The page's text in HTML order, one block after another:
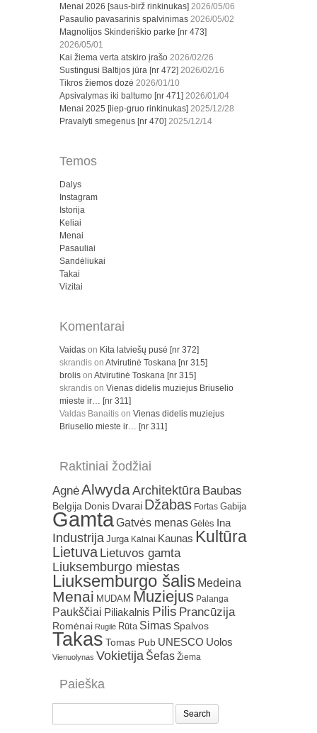
Menai 2026 [saus-birž rinkinukas] 2026/05/06
Pasaulio pavasarinis spalvinimas 2026/05/02
Magnolijos Skinderiškio parke [nr 473]
2026/05/01
Kai žiema verta atskiro įrašo 2026/02/26
Sustingusi Baltijos jūra [nr 472] 2026/02/16
Tikros žiemos dozė 2026/01/10
Apsivalymas iki baltumo [nr 471] 2026/01/04
Menai 2025 [liep-gruo rinkinukas] 2025/12/28
Pravalyti smegenus [nr 470] 2025/12/14
Temos
Dalys
Instagram
Istorija
Keliai
Menai
Pasauliai
Sandėliukai
Takai
Vizitai
Komentarai
Vaidas on Kita latviešų pusė [nr 372]
skrandis on Atvirutinė Toskana [nr 315]
brolis on Atvirutinė Toskana [nr 315]
skrandis on Vienas didelis muziejus Briuselio
mieste ir… [nr 311]
Valdas Banaitis on Vienas didelis muziejus
Briuselio mieste ir… [nr 311]
Raktiniai žodžiai
AgnėAlwydaArchitektūra Baubas
Belgija Donis Dvarai Džabas Fortas Gabija
GamtaGatvės menas Gėlės Ina
Industrija Jurga Kalnai Kaunas Kultūra
Lietuva Lietuvos gamta
Liuksemburgo miestas
Liuksemburgo šalis Medeina
Menai MUDAM Muziejus Palanga
Paukščiai Piliakalnis Pilis Prancūzija
Romėnai Rugilė Rūta Simas Spalvos
Takas Tomas Pub UNESCO Uolos
Vienuolynas Vokietija Šefas Žiema
Paieška
Search